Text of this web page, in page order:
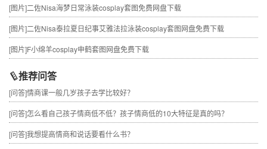
[图片]二佐Nisa海梦日常泳装cosplay套图免费网盘下载
[图片]二佐Nisa泰拉夏日纪事艾雅法拉泳装cosplay套图网盘免费下载
[图片]F小绵羊cosplay申鹤套图网盘免费下载
推荐问答
[问答]情商课一般几岁孩子去学比较好？
[问答]怎么看自己孩子情商低不低？孩子情商低的10大特征是真的吗？
[问答]我想提高情商和说话要看什么书？